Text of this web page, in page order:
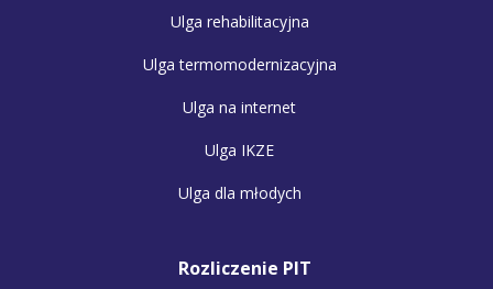
Ulga rehabilitacyjna
Ulga termomodernizacyjna
Ulga na internet
Ulga IKZE
Ulga dla młodych
Rozliczenie PIT